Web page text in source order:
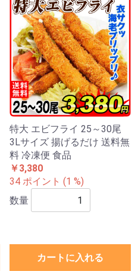
特大 エビフライ 25～30尾
3Lサイズ 揚げるだけ 送料無
料 冷凍便 食品
￥3,380
34 ポイント (1 %)
数量
カートに入れる